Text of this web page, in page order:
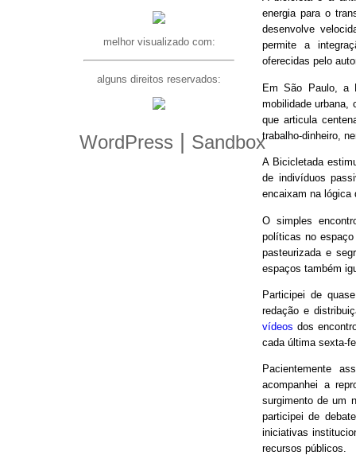
energia para o
desenvolve
permite a
oferecidas pelo
Em São Paulo, a
mobilidade urbana,
que articula
trabalho-dinheiro,
A Bicicletada
de indivíduos
encaixam na lógica
O simples
políticas no
pasteurizada e
espaços também
Participei de
redação e
vídeos dos
cada última sexta-
Pacientemente
acompanhei a
surgimento de um
participei de
iniciativas
recursos públicos.
melhor visualizado com:
alguns direitos reservados:
WordPress Sandbox